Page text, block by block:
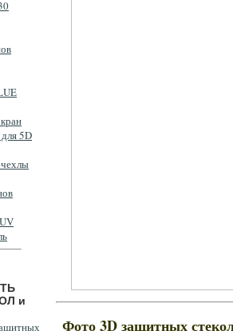
5D
и
Фото 3D защитных